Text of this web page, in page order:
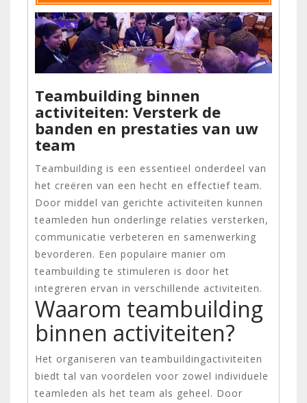
Teambuilding binnen
activiteiten: Versterk de
banden en prestaties van uw
team
Teambuilding is een essentieel onderdeel van
het creëren van een hecht en effectief team.
Door middel van gerichte activiteiten kunnen
teamleden hun onderlinge relaties versterken,
communicatie verbeteren en samenwerking
bevorderen. Een populaire manier om
teambuilding te stimuleren is door het
integreren ervan in verschillende activiteiten.
Waarom teambuilding
binnen activiteiten?
Het organiseren van teambuildingactiviteiten
biedt tal van voordelen voor zowel individuele
teamleden als het team als geheel. Door